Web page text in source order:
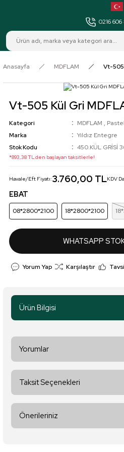
0216
Anasayfa MDFLAM Vt-505
Vt-505 Kül Gri
Kategori MDFLAM ,
Marka
Yıldız Entegre
Stok Kodu
450.KÜL GRİSİ
*893,38 TL den başlayan taksitlerle!
Havale/Eft Fiyatı:3.760,00 TLKDV
EBAT
08*2800*2100 18*2800*2100
WHATSAPP
Yorum Yap Karşılaştır
Ürün Bilgisi
Yorumlar
Taksit Seçenekleri
Önerileriniz